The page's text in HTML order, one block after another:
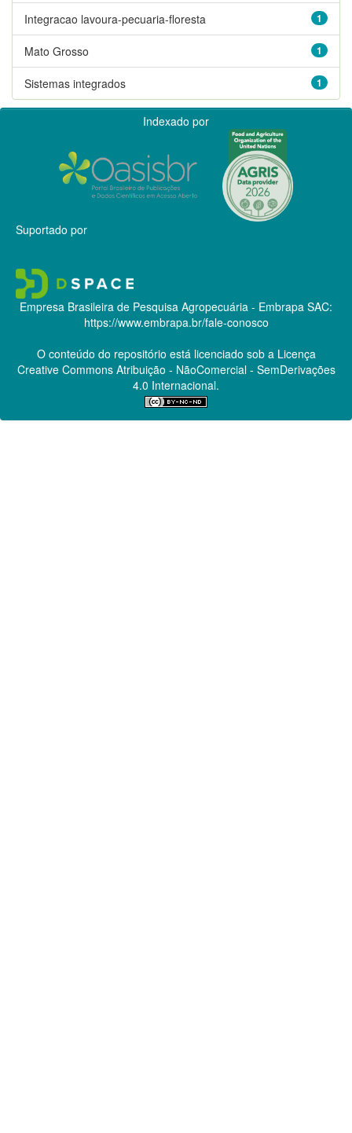
1
Integracao lavoura-pecuaria-floresta
1
Mato Grosso
1
Sistemas integrados
Indexado por
Suportado por
Empresa Brasileira de Pesquisa Agropecuária - Embrapa SAC:
https://www.embrapa.br/fale-conosco
O conteúdo do repositório está licenciado sob a Licença
Creative CommonsAtribuição - NãoComercial - SemDerivações
4.0 Internacional.